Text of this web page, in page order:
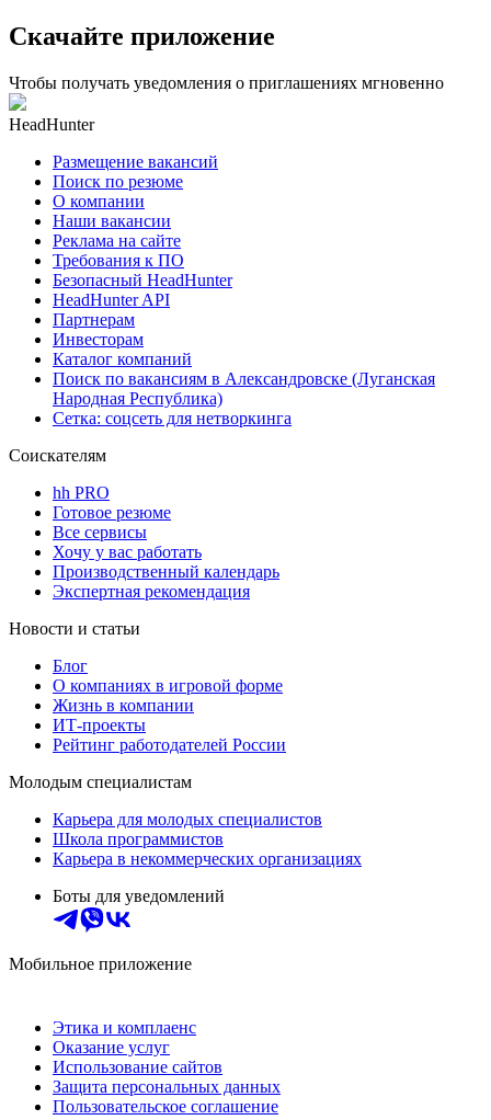
Скачайте приложение
Чтобы получать уведомления о приглашениях мгновенно
HeadHunter
Размещение вакансий
Поиск по резюме
О компании
Наши вакансии
Реклама на сайте
Требования к ПО
Безопасный HeadHunter
HeadHunter API
Партнерам
Инвесторам
Каталог компаний
Поиск по вакансиям в Александровске (Луганская
Народная Республика)
Сетка: соцсеть для нетворкинга
Соискателям
hh PRO
Готовое резюме
Все сервисы
Хочу у вас работать
Производственный календарь
Экспертная рекомендация
Новости и статьи
Блог
О компаниях в игровой форме
Жизнь в компании
ИТ-проекты
Рейтинг работодателей России
Молодым специалистам
Карьера для молодых специалистов
Школа программистов
Карьера в некоммерческих организациях
Боты для уведомлений
Мобильное приложение
Этика и комплаенс
Оказание услуг
Использование сайтов
Защита персональных данных
Пользовательское соглашение